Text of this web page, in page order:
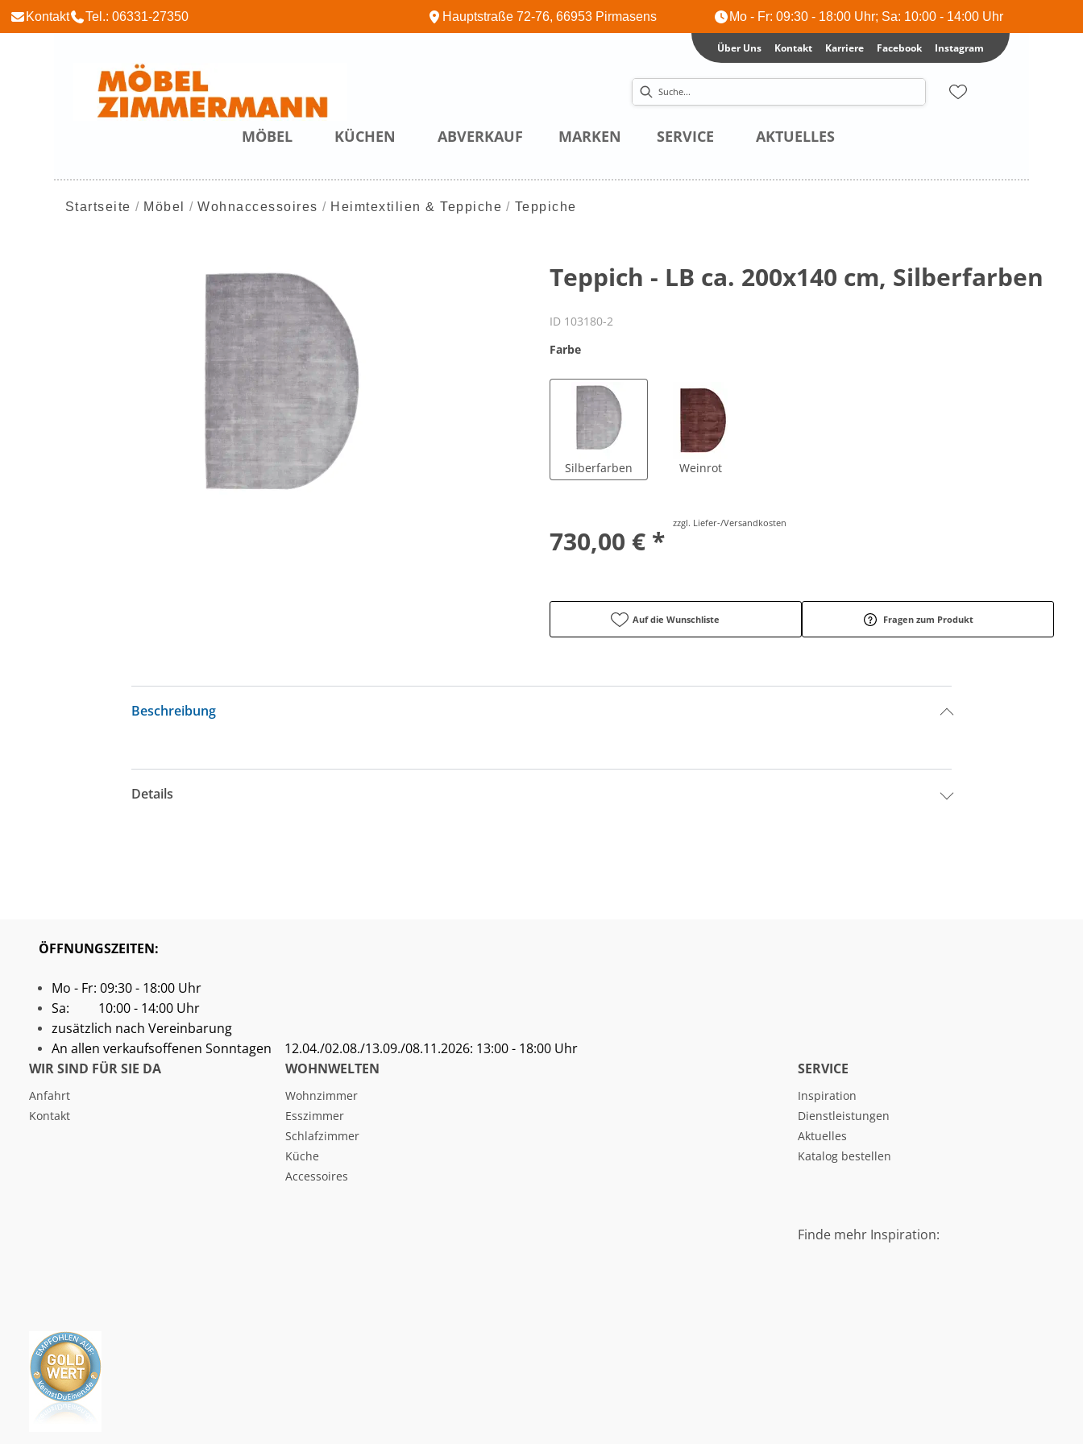
Kontakt Tel.: 06331-27350 Hauptstraße 72-76, 66953 Pirmasens Mo - Fr: 09:30 - 18:00 Uhr; Sa: 10:00 - 14:00 Uhr
Über Uns Kontakt Karriere Facebook Instagram
MÖBEL KÜCHEN ABVERKAUF MARKEN SERVICE AKTUELLES
Startseite Möbel Wohnaccessoires Heimtextilien & Teppiche Teppiche
Teppich - LB ca. 200x140 cm, Silberfarben
ID 103180-2
Farbe
Silberfarben Weinrot
730,00 € *
zzgl. Liefer-/Versandkosten
Auf die Wunschliste Fragen zum Produkt
Beschreibung
Details
ÖFFNUNGSZEITEN:
Mo - Fr: 09:30 - 18:00 Uhr
Sa: 10:00 - 14:00 Uhr
zusätzlich nach Vereinbarung
An allen verkaufsoffenen Sonntagen
12.04./02.08./13.09./08.11.2026: 13:00 - 18:00 Uhr
WIR SIND FÜR SIE DA
Anfahrt
Kontakt
WOHNWELTEN
Wohnzimmer
Esszimmer
Schlafzimmer
Küche
Accessoires
SERVICE
Inspiration
Dienstleistungen
Aktuelles
Katalog bestellen
Finde mehr Inspiration: